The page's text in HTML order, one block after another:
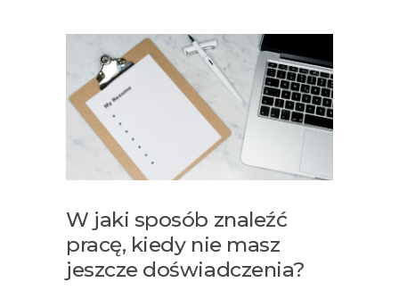
W jaki sposób znaleźć
pracę, kiedy nie masz
jeszcze doświadczenia?